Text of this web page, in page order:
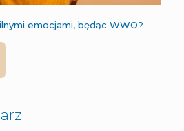
emocjami, będąc WWO?